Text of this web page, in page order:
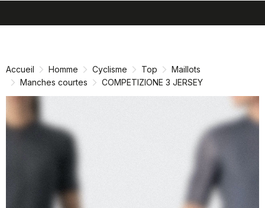
directement
navigation
directement
Accueil Homme Cyclisme Top
Maillots
Manches courtes
COMPETIZIONE 3 JERSEY